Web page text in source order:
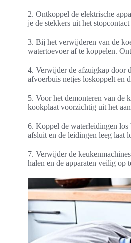
2. Ontkoppel de elektrische
je de stekkers uit het
3. Bij het verwijderen van de
watertoevoer af te koppelen.
4. Verwijder de afzuigkap door
afvoerbuis netjes loskoppelt en
5. Voor het demonteren van de
kookplaat voorzichtig uit het
6. Koppel de waterleidingen los
afsluit en de leidingen leeg laat
7. Verwijder de
halen en de apparaten veilig op